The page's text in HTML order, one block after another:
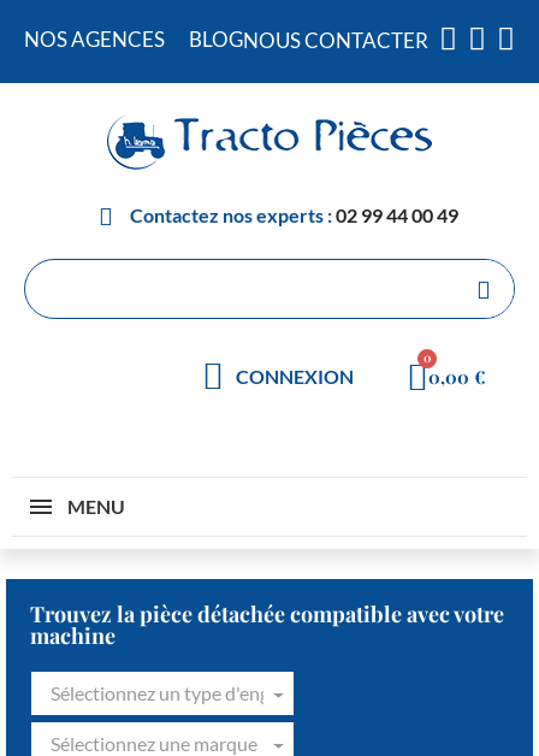
NOS AGENCES BLOGNOUS CONTACTER
Contactez nos experts :02 99 44 00 49
CONNEXION 0,00 €
MENU
Trouvez la pièce détachée compatible avec votre
machine
Sélectionnez un type d'engin
Sélectionnez une marque